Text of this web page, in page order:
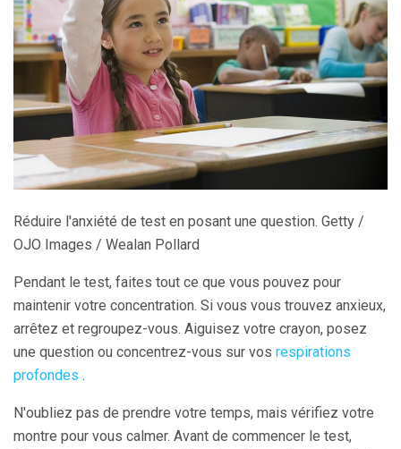
Réduire l'anxiété de test en posant une question. Getty /
OJO Images / Wealan Pollard
Pendant le test, faites tout ce que vous pouvez pour
maintenir votre concentration. Si vous vous trouvez anxieux,
arrêtez et regroupez-vous. Aiguisez votre crayon, posez
une question ou concentrez-vous sur vos respirations
profondes .
N'oubliez pas de prendre votre temps, mais vérifiez votre
montre pour vous calmer. Avant de commencer le test,